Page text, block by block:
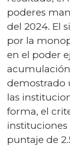
poderes
del 2024. El
por la
en el poder
demostrado
las
forma, el
puntaje de